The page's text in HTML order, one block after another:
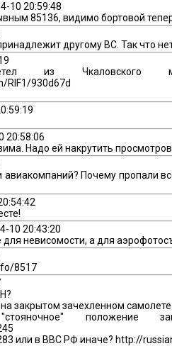
10 20:59:48
85136, видимо бортовой
другому ВС. Так что
из Чкаловского
RIF1/930d67d
20:58:06
Надо ей накрутить
авиакомпаний? Почему пропали
10 20:43:20
для невисомости, а для
8517
закрытом зачехленном
положение
или в ВВС РФ иначе? http://